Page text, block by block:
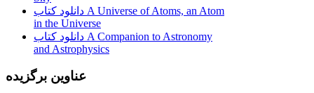
دانلود کتاب A Universe of Atoms, an Atom
in the Universe
دانلود کتاب A Companion to Astronomy
and Astrophysics
عناوین برگزیده